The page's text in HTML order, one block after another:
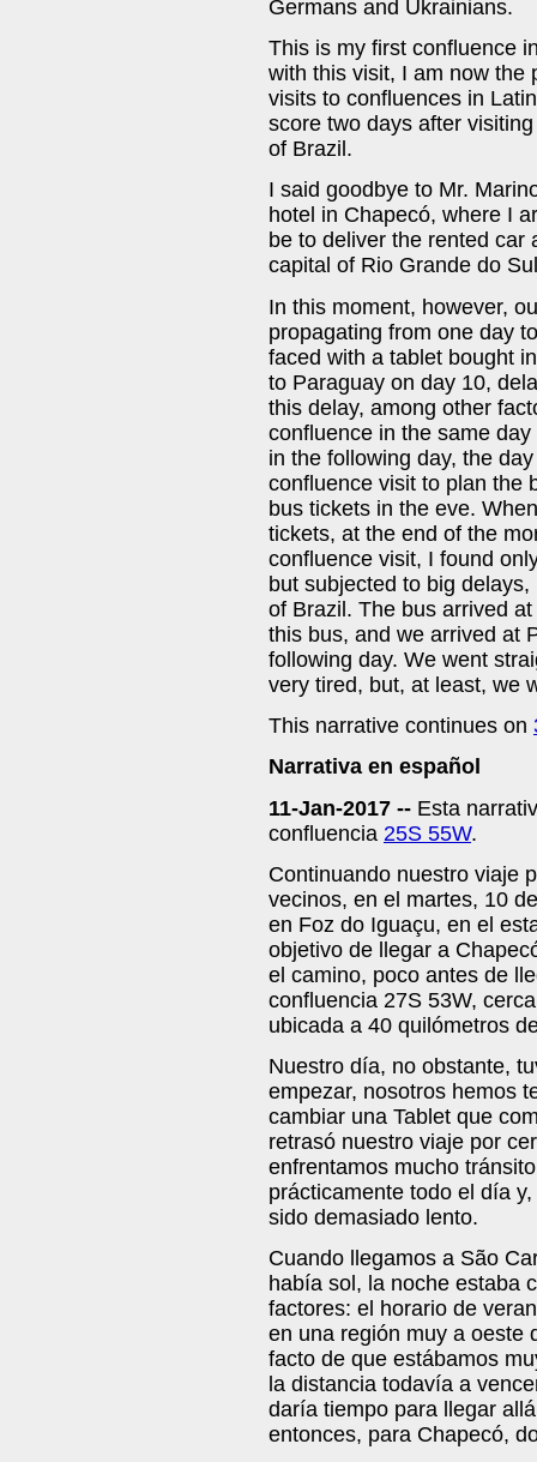
Germans and Ukrainians.
This is my first confluence
with this visit, I am now the
visits to confluences in
score two days after
of Brazil.
I said goodbye to Mr.
hotel in Chapecó, where I
be to deliver the rented car
capital of Rio Grande do
In this moment, however,
propagating from one day
faced with a tablet bought
to Paraguay on day 10,
this delay, among other
confluence in the same
in the following day, the
confluence visit to plan the
bus tickets in the eve.
tickets, at the end of the
confluence visit, I found
but subjected to big
of Brazil. The bus arrived
this bus, and we arrived at
following day. We went
very tired, but, at least, we
This narrative continues on
Narrativa en español
11-Jan-2017 -- Esta
confluencia 25S 55W.
Continuando nuestro viaje
vecinos, en el martes, 10
en Foz do Iguaçu, en el
objetivo de llegar a
el camino, poco antes de
confluencia 27S 53W,
ubicada a 40 quilómetros
Nuestro día, no obstante,
empezar, nosotros hemos
cambiar una Tablet que
retrasó nuestro viaje por
enfrentamos mucho
prácticamente todo el día
sido demasiado lento.
Cuando llegamos a São
había sol, la noche estaba
factores: el horario de
en una región muy a oeste
facto de que estábamos
la distancia todavía a
daría tiempo para llegar
entonces, para Chapecó,